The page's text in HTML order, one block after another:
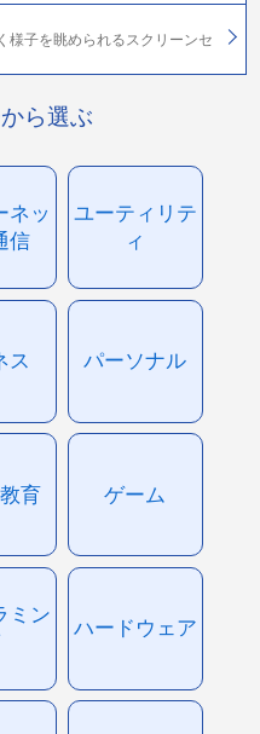
様子を眺められるスクリーンセ
ら選ぶ
ネッ
信
ユーティリテ
ィ
ス パーソナル
育 ゲーム
ミン
ハードウェア